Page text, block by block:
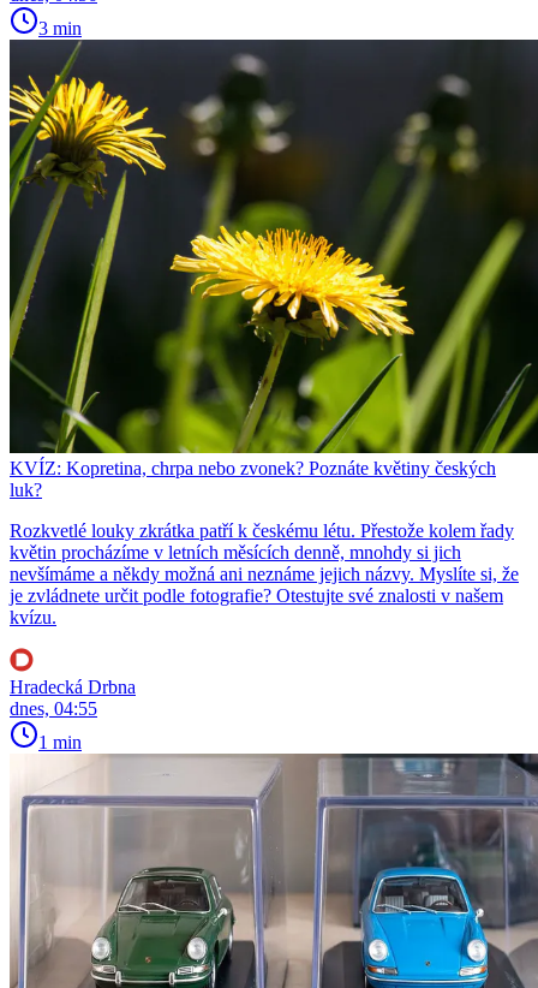
3 min
KVÍZ: Kopretina, chrpa nebo zvonek? Poznáte květiny českých
luk?
Rozkvetlé louky zkrátka patří k českému létu. Přestože kolem řady
květin procházíme v letních měsících denně, mnohdy si jich
nevšímáme a někdy možná ani neznáme jejich názvy. Myslíte si, že
je zvládnete určit podle fotografie? Otestujte své znalosti v našem
kvízu.
Hradecká Drbna
dnes, 04:55
1 min